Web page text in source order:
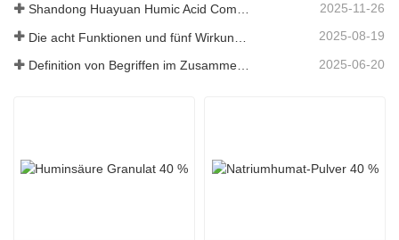
Shandong Huayuan Humic Acid Company belebt das Dorf Beiqiu mit einer Spende von mikrobiellem Dünger neu. 2025-11-26
2025-08-19
2025-06-20